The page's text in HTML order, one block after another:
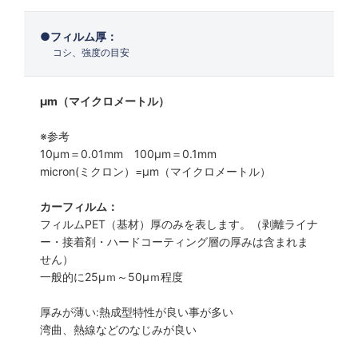
フィルム厚：
コシ、強度の目安
μm（マイクロメートル）
※参考
10μm＝0.01mm 100μm＝0.1mm
micron(ミクロン）=µm（マイクロメートル）
カーフィルム：
フィルムPET（基材）厚のみを表します。（剥離ライナ
ー・接着剤・ハードコーティング層の厚みは含まれま
せん）
一般的に25µｍ～50µｍ程度
厚みが薄い:熱成型特性が良い事が多い
湾曲、熱線などのなじみが良い